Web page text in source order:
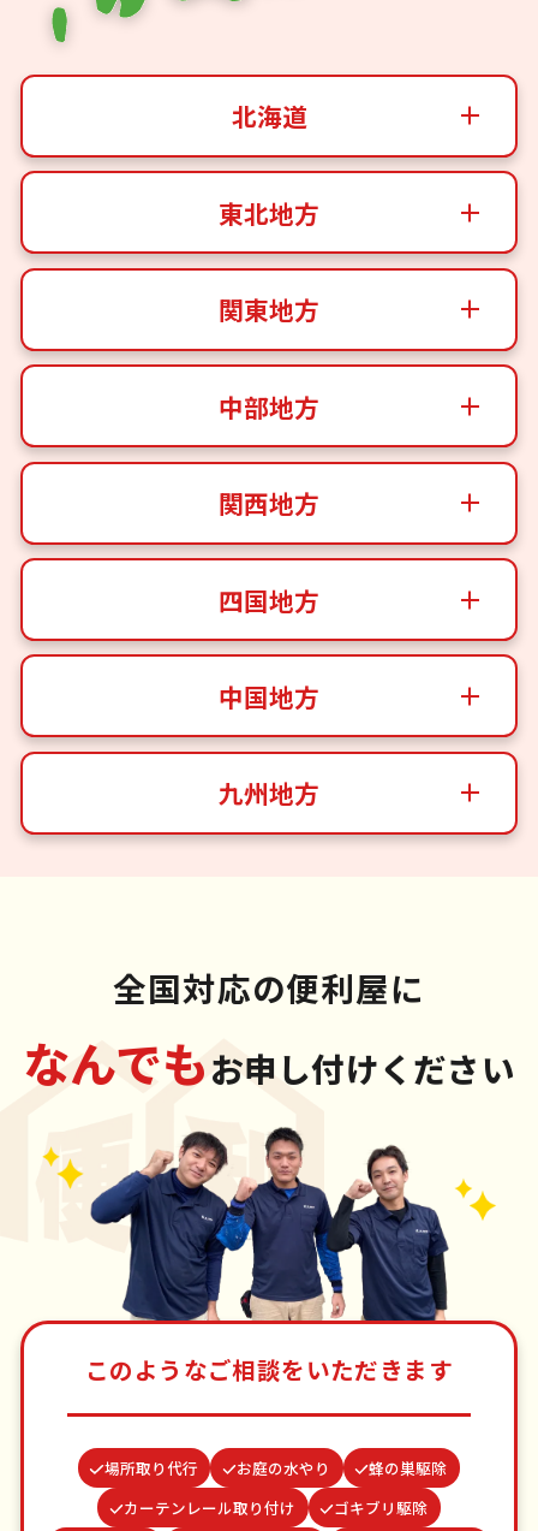
北海道
東北地方
関東地方
中部地方
関西地方
四国地方
中国地方
九州地方
全国対応の便利屋に
なんでもお申し付けください
このようなご相談をいただきます
場所取り代行 お庭の水やり
蜂の巣駆除
カーテンレール取り付け
ゴキブリ駆除